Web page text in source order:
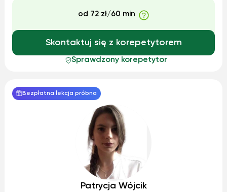
od 72 zł/60 min
Skontaktuj się z korepetytorem
Sprawdzony korepetytor
Bezpłatna lekcja próbna
Patrycja Wójcik